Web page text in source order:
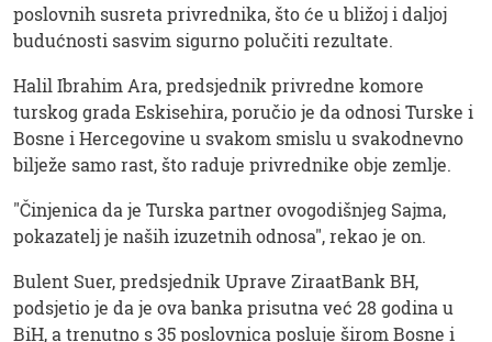
poslovnih susreta privrednika, što će u bližoj i daljoj
budućnosti sasvim sigurno polučiti rezultate.
Halil Ibrahim Ara, predsjednik privredne komore
turskog grada Eskisehira, poručio je da odnosi Turske i
Bosne i Hercegovine u svakom smislu u svakodnevno
bilježe samo rast, što raduje privrednike obje zemlje.
"Činjenica da je Turska partner ovogodišnjeg Sajma,
pokazatelj je naših izuzetnih odnosa", rekao je on.
Bulent Suer, predsjednik Uprave ZiraatBank BH,
podsjetio je da je ova banka prisutna već 28 godina u
BiH, a trenutno s 35 poslovnica posluje širom Bosne i